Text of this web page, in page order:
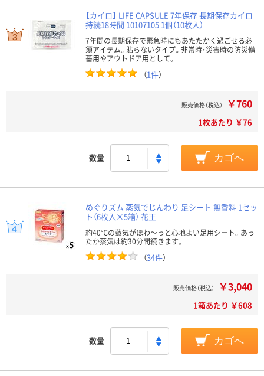
【カイロ】 LIFE CAPSULE 7年保存 長期保存カイロ
持続18時間 10107105 1個（10枚入）
7年間の長期保存で緊急時にもあたたかく過ごせる必
須アイテム。貼らないタイプ。非常時・災害時の防災備
蓄用やアウトドア用として。
（1件）
販売価格（税込） ￥760
1枚あたり ￥76
数量 カゴへ
めぐりズム 蒸気でじんわり 足シート 無香料 1セッ
ト（6枚入×5箱） 花王
約40℃の蒸気がほわ～っと心地よい足用シート。あっ
たか蒸気は約30分間続きます。
（34件）
販売価格（税込） ￥3,040
1箱あたり ￥608
数量 カゴへ